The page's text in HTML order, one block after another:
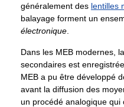
généralement des lentilles
balayage forment un
électronique
Dans les MEB modernes,
secondaires est
MEB a pu être développé
avant la diffusion des
un procédé analogique